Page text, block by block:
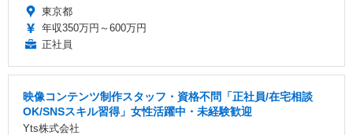
東京都
年収350万円～600万円
正社員
映像コンテンツ制作スタッフ・資格不問「正社員/在宅相談
OK/SNSスキル習得」女性活躍中・未経験歓迎
Yts株式会社